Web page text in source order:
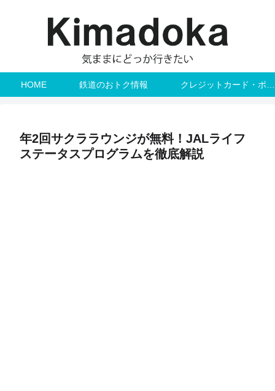
HOME 鉄道のおトク情報
年2回サクララウンジが無料！JALライフ
ステータスプログラムを徹底解説